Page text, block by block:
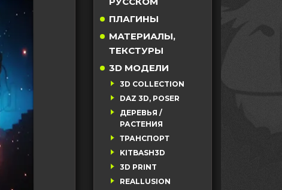
ПЛАГИНЫ
МАТЕРИАЛЫ,
ТЕКСТУРЫ
3D МОДЕЛИ
3D COLLECTION
DAZ 3D, POSER
ДЕРЕВЬЯ /
РАСТЕНИЯ
ТРАНСПОРТ
KITBASH3D
3D PRINT
REALLUSION